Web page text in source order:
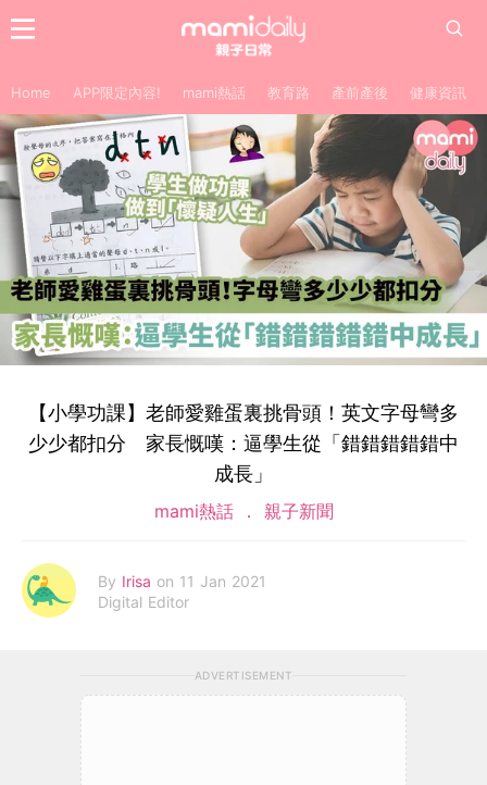
Home APP限定內容! mami熱話 教育路 產前產後 健康資訊
【小學功課】老師愛雞蛋裏挑骨頭！英文字母彎多
少少都扣分 家長慨嘆：逼學生從「錯錯錯錯錯中
成長」
mami熱話 親子新聞
By Irisa on 11 Jan 2021
Digital Editor
ADVERTISEMENT